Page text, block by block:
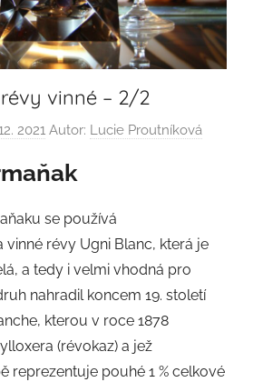
vinné – 2/2
2021 Autor: Lucie Proutníková
se používá
révy Ugni Blanc, která je
a tedy i velmi vhodná pro
nahradil koncem 19. století
kterou v roce 1878
(révokaz) a jež
reprezentuje pouhé 1 % celkové